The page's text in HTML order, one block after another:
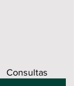
Consultas